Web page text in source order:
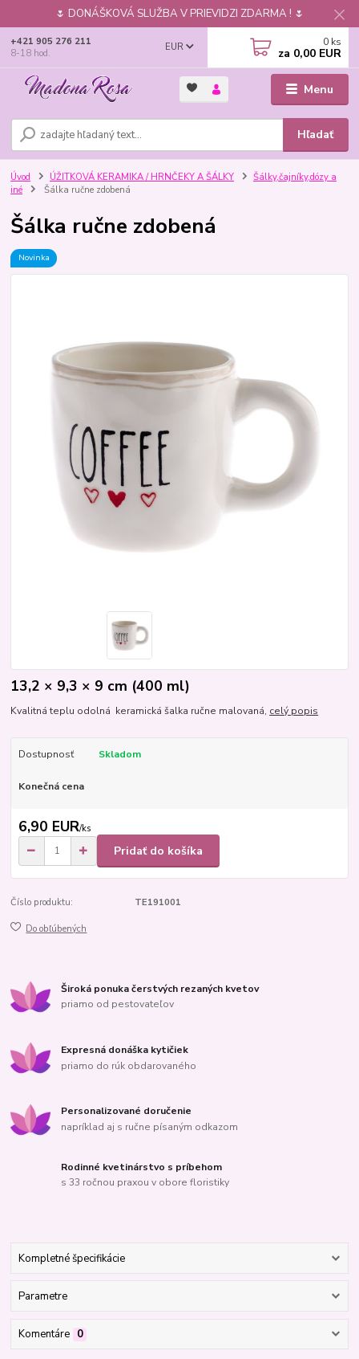
🌷 DONÁŠKOVÁ SLUŽBA V PRIEVIDZI ZDARMA ! 🌷
Menu
EUR
Hľadať
+421 905 276 211
8-18 hod.
0 ks
za 0,00 EUR
Úvod ÚŽITKOVÁ KERAMIKA / HRNČEKY A ŠÁLKY
Šálky,čajníky,dózy a
iné
Šálka ručne zdobená
Šálka ručne zdobená
Novinka
13,2 × 9,3 × 9 cm (400 ml)
Kvalitná teplu odolná keramická šalka ručne malovaná, celý popis
Dostupnosť Skladom
Konečná cena
6,90 EUR/ks
Pridať do košíka
Číslo produktu: TE191001
Do obľúbených
Široká ponuka čerstvých rezaných kvetov
priamo od pestovateľov
Expresná donáška kytičiek
priamo do rúk obdarovaného
Personalizované doručenie
napríklad aj s ručne písaným odkazom
Rodinné kvetinárstvo s príbehom
s 33 ročnou praxou v obore floristiky
Kompletné špecifikácie
Parametre
Komentáre 0